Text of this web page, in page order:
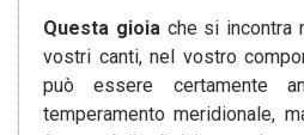
Questa gioia che si incontra
vostri canti, nel vostro
può essere certamente
temperamento meridionale,